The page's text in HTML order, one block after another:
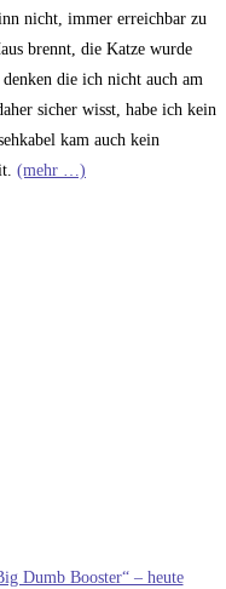
nicht, immer erreichbar zu
brennt, die Katze wurde
die ich nicht auch am
sicher wisst, habe ich kein
kam auch kein
(mehr …)
Dumb Booster“ – heute